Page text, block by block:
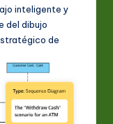
inteligente y
del dibujo
de